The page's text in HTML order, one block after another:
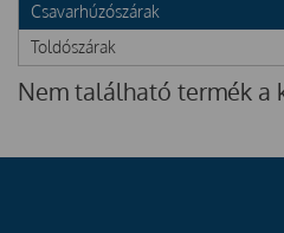
Csavarhúzószárak
Toldószárak
Nem található termék a